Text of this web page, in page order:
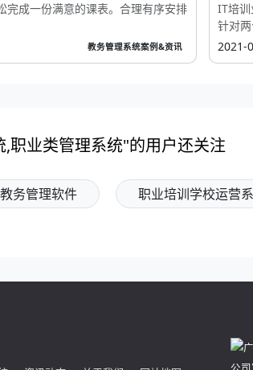
完成一份满意的课表。合理有序安排
教务管理系统案例&资讯
IT培
针对
2021-
职业类管理系统"的用户还关注
务管理软件 职业培训学校运营